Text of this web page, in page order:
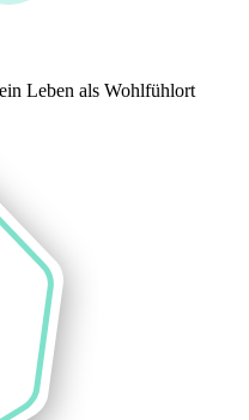
Leben als Wohlfühlort